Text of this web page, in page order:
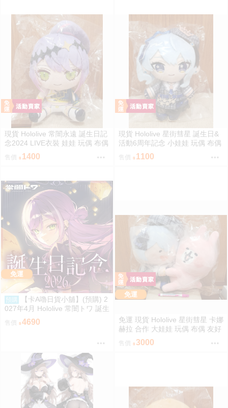
現貨 Hololive 常闇永遠 誕生日記
念2024 LIVE衣裝 娃娃 玩偶 布偶
常闇トワ トワ様ぬいぐるみ BY
ライブ衣装
售價 1400
現貨 Hololive 星街彗星 誕生日&
活動6周年記念 小娃娃 玩偶 布偶
吊飾 星街すいせい おでかけすい
ちゃんぬいぐるみ
售價 1100
免運
預購
【卡A嚕日貨小舖】(預購) 2
027年4月 Hololive 常闇トワ 誕生
日記念2026
售價 4690
免運
免運 現貨 Hololive 星街彗星 卡娜
赫拉 合作 大娃娃 玩偶 布偶 友好
抱抱大娃娃 星街すいせい カナヘ
イの小動物 なかよしハグぬいぐ
售價 3000